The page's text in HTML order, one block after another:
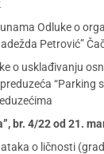
Odluke o
Petrović”
o usklađivanju
“Parking
br. 4/22 od 21.
o ličnosti